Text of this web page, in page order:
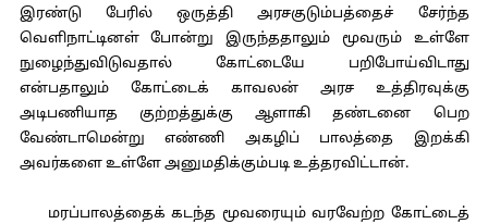
இரண்டு பேரில் ஒருத்தி அரசகுடும்பத்தைச் சேர்ந்த
வெளிநாட்டினள் போன்று இருந்ததாலும் மூவரும் உள்ளே
நுழைந்துவிடுவதால் கோட்டையே பறிபோய்விடாது
என்பதாலும் கோட்டைக் காவலன் அரச உத்திரவுக்கு
அடிபணியாத குற்றத்துக்கு ஆளாகி தண்டனை பெற
வேண்டாமென்று எண்ணி அகழிப் பாலத்தை இறக்கி
அவர்களை உள்ளே அனுமதிக்கும்படி உத்தரவிட்டான்.
மரப்பாலத்தைக் கடந்த மூவரையும் வரவேற்ற கோட்டைத்